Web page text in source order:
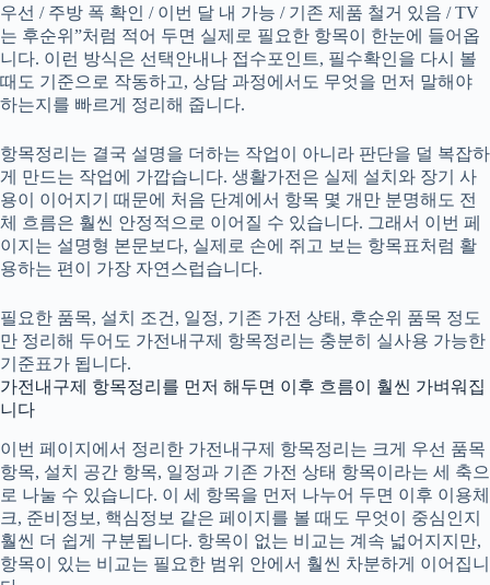
우선 / 주방 폭 확인 / 이번 달 내 가능 / 기존 제품 철거 있음 / TV
는 후순위”처럼 적어 두면 실제로 필요한 항목이 한눈에 들어옵
니다. 이런 방식은 선택안내나 접수포인트, 필수확인을 다시 볼
때도 기준으로 작동하고, 상담 과정에서도 무엇을 먼저 말해야
하는지를 빠르게 정리해 줍니다.
항목정리는 결국 설명을 더하는 작업이 아니라 판단을 덜 복잡하
게 만드는 작업에 가깝습니다. 생활가전은 실제 설치와 장기 사
용이 이어지기 때문에 처음 단계에서 항목 몇 개만 분명해도 전
체 흐름은 훨씬 안정적으로 이어질 수 있습니다. 그래서 이번 페
이지는 설명형 본문보다, 실제로 손에 쥐고 보는 항목표처럼 활
용하는 편이 가장 자연스럽습니다.
필요한 품목, 설치 조건, 일정, 기존 가전 상태, 후순위 품목 정도
만 정리해 두어도 가전내구제 항목정리는 충분히 실사용 가능한
기준표가 됩니다.
가전내구제 항목정리를 먼저 해두면 이후 흐름이 훨씬 가벼워집
니다
이번 페이지에서 정리한 가전내구제 항목정리는 크게 우선 품목
항목, 설치 공간 항목, 일정과 기존 가전 상태 항목이라는 세 축으
로 나눌 수 있습니다. 이 세 항목을 먼저 나누어 두면 이후 이용체
크, 준비정보, 핵심정보 같은 페이지를 볼 때도 무엇이 중심인지
훨씬 더 쉽게 구분됩니다. 항목이 없는 비교는 계속 넓어지지만,
항목이 있는 비교는 필요한 범위 안에서 훨씬 차분하게 이어집니